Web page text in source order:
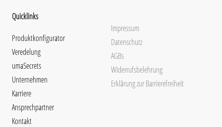
Quicklinks
Produktkonfigurator
Veredelung
umaSecrets
Unternehmen
Karriere
Ansprechpartner
Kontakt
Impressum
Datenschutz
AGBs
Widerrufsbelehrung
Erklärung zur Barrierefreiheit